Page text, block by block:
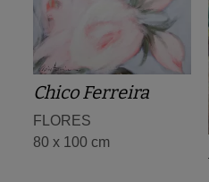
Chico Ferreira
FLORES
80 x 100 cm